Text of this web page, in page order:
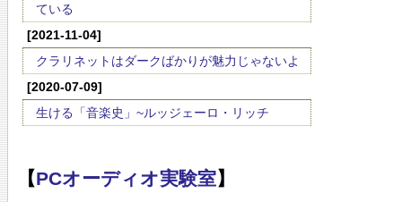
ている
[2021-11-04]
クラリネットはダークばかりが魅力じゃないよ
[2020-07-09]
生ける「音楽史」~ルッジェーロ・リッチ
【PCオーディオ実験室】